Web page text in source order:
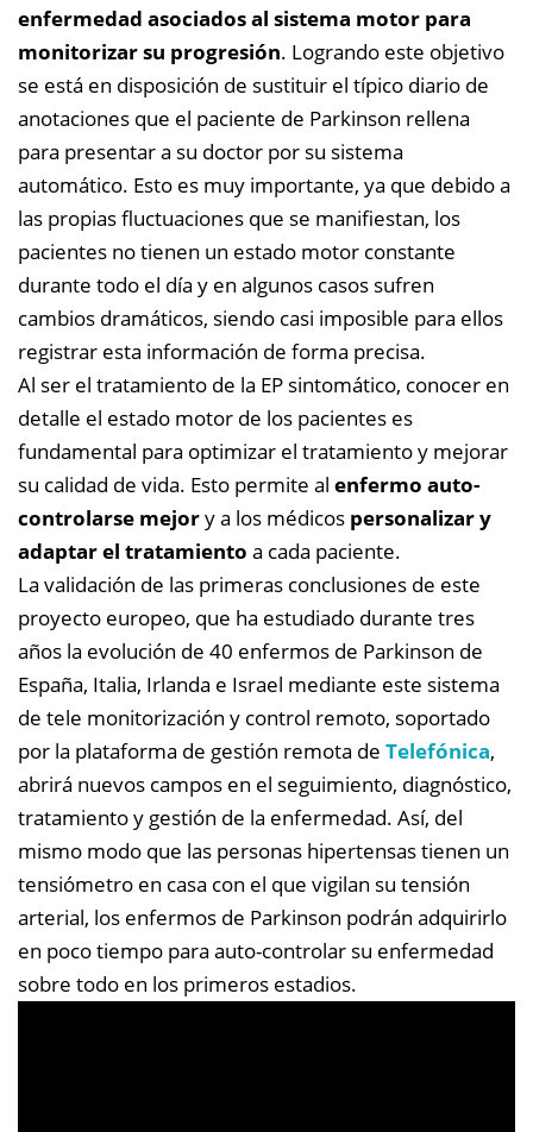
enfermedad asociados al sistema motor para
monitorizar su progresión. Logrando este objetivo
se está en disposición de sustituir el típico diario de
anotaciones que el paciente de Parkinson rellena
para presentar a su doctor por su sistema
automático. Esto es muy importante, ya que debido a
las propias fluctuaciones que se manifiestan, los
pacientes no tienen un estado motor constante
durante todo el día y en algunos casos sufren
cambios dramáticos, siendo casi imposible para ellos
registrar esta información de forma precisa.
Al ser el tratamiento de la EP sintomático, conocer en
detalle el estado motor de los pacientes es
fundamental para optimizar el tratamiento y mejorar
su calidad de vida. Esto permite al enfermo auto-
controlarse mejory a los médicos personalizar y
adaptar el tratamiento a cada paciente.
La validación de las primeras conclusiones de este
proyecto europeo, que ha estudiado durante tres
años la evolución de 40 enfermos de Parkinson de
España, Italia, Irlanda e Israel mediante este sistema
de tele monitorización y control remoto, soportado
por la plataforma de gestión remota de Telefónica,
abrirá nuevos campos en el seguimiento, diagnóstico,
tratamiento y gestión de la enfermedad. Así, del
mismo modo que las personas hipertensas tienen un
tensiómetro en casa con el que vigilan su tensión
arterial, los enfermos de Parkinson podrán adquirirlo
en poco tiempo para auto-controlar su enfermedad
sobre todo en los primeros estadios.